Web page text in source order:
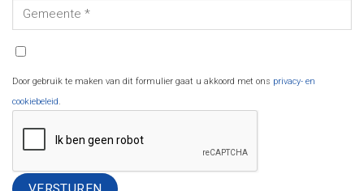
Door gebruik te maken van dit formulier gaat u akkoord met ons privacy- en
cookiebeleid.